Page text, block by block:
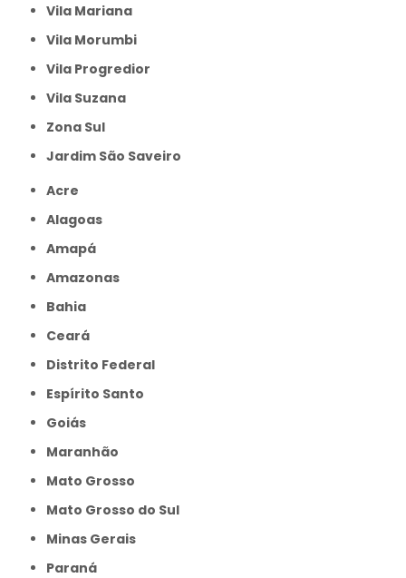
Vila Mariana
Vila Morumbi
Vila Progredior
Vila Suzana
Zona Sul
jardim São Saveiro
Acre
Alagoas
Amapá
Amazonas
Bahia
Ceará
Distrito Federal
Espírito Santo
Goiás
Maranhão
Mato Grosso
Mato Grosso do Sul
Minas Gerais
Paraná